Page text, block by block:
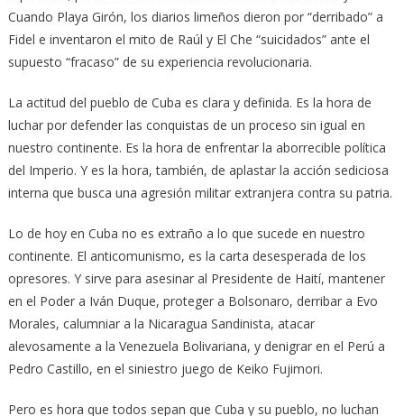
Cuando Playa Girón, los diarios limeños dieron por “derribado” a
Fidel e inventaron el mito de Raúl y El Che “suicidados” ante el
supuesto “fracaso” de su experiencia revolucionaria.
La actitud del pueblo de Cuba es clara y definida. Es la hora de
luchar por defender las conquistas de un proceso sin igual en
nuestro continente. Es la hora de enfrentar la aborrecible política
del Imperio. Y es la hora, también, de aplastar la acción sediciosa
interna que busca una agresión militar extranjera contra su patria.
Lo de hoy en Cuba no es extraño a lo que sucede en nuestro
continente. El anticomunismo, es la carta desesperada de los
opresores. Y sirve para asesinar al Presidente de Haití, mantener
en el Poder a Iván Duque, proteger a Bolsonaro, derribar a Evo
Morales, calumniar a la Nicaragua Sandinista, atacar
alevosamente a la Venezuela Bolivariana, y denigrar en el Perú a
Pedro Castillo, en el siniestro juego de Keiko Fujimori.
Pero es hora que todos sepan que Cuba y su pueblo, no luchan